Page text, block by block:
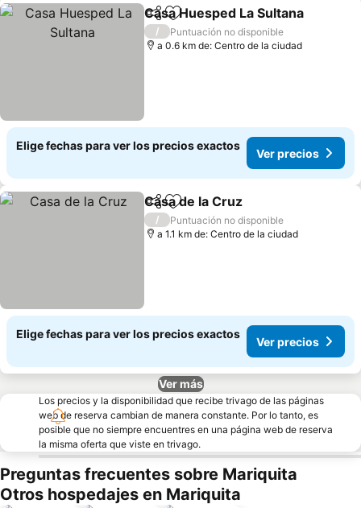
CompartirAgregar a favoritos
Casa Huesped La Sultana
/
Puntuación no disponible
a 0.6 km de: Centro de la ciudad
Elige fechas para ver los precios exactos
Ver precios
CompartirAgregar a favoritos
Casa de la Cruz
/
Puntuación no disponible
a 1.1 km de: Centro de la ciudad
Elige fechas para ver los precios exactos
Ver precios
Ver más
Los precios y la disponibilidad que recibe trivago de las páginas
web de reserva cambian de manera constante. Por lo tanto, es
posible que no siempre encuentres en una página web de reserva
la misma oferta que viste en trivago.
Preguntas frecuentes sobre Mariquita
Otros hospedajes en Mariquita